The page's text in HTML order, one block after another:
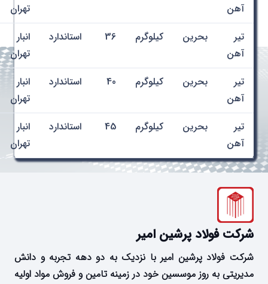
آهن
تهران
تیر
آهن
بحرین کیلوگرم 36 استاندارد
انبار
تهران
تیر
آهن
بحرین کیلوگرم 40 استاندارد
انبار
تهران
تیر
آهن
بحرین کیلوگرم 45 استاندارد
انبار
تهران
شرکت فولاد پرشین امیر
شرکت فولاد پرشین امیر با نزدیک به دو دهه تجربه و دانش
مدیریتی به روز موسسین خود در زمینه تامین و فروش مواد اولیه